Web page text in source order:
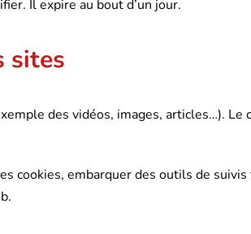
Il expire au bout d’un jour.
sites
des vidéos, images, articles…).
cookies, embarquer des outils de